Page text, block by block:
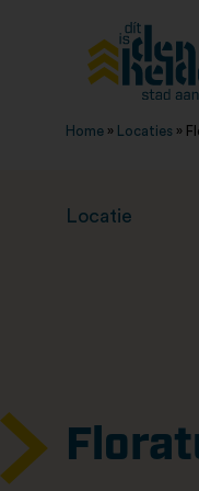
Home » Locaties »
Locatie